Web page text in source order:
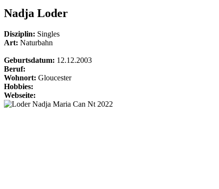
Nadja Loder
Disziplin: Singles
Art: Naturbahn
Geburtsdatum: 12.12.2003
Beruf:
Wohnort: Gloucester
Hobbies:
Webseite: